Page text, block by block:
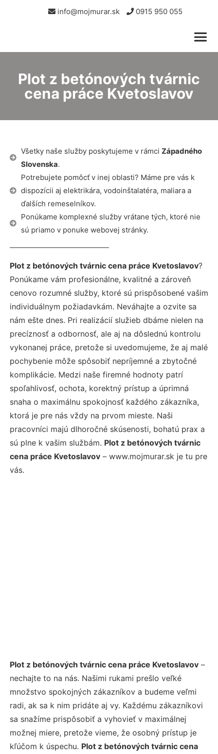
info@mojmurar.sk 0915 950 055
Plot z betónových tvárnic
cena práce Kvetoslavov
Všetky naše služby poskytujeme v rámci Západného
Slovenska.
Potrebujete pomôcť v inej oblasti? Máme pre vás k
dispozícii aj elektrikára, vodoinštalatéra, maliara a
ďalších remeselníkov.
Ponúkame komplexné služby vrátane tých, ktoré nie
sú priamo v ponuke webovej stránky.
Plot z betónových tvárnic cena práce Kvetoslavov?
Ponúkame vám profesionálne, kvalitné a zároveň
cenovo rozumné služby, ktoré sú prispôsobené vašim
individuálnym požiadavkám. Neváhajte a ozvite sa
nám ešte dnes. Pri realizácií služieb dbáme nielen na
precíznosť a odbornosť, ale aj na dôslednú kontrolu
vykonanej práce, pretože si uvedomujeme, že aj malé
pochybenie môže spôsobiť nepríjemné a zbytočné
komplikácie. Medzi naše firemné hodnoty patrí
spoľahlivosť, ochota, korektný prístup a úprimná
snaha o maximálnu spokojnosť každého zákazníka,
ktorá je pre nás vždy na prvom mieste. Naši
pracovníci majú dlhoročné skúsenosti, bohatú prax a
sú plne k vašim službám. Plot z betónových tvárnic
cena práce Kvetoslavov – www.mojmurar.sk je tu pre
vás.
Plot z betónových tvárnic cena práce Kvetoslavov –
nechajte to na nás. Našimi rukami prešlo veľké
množstvo spokojných zákazníkov a budeme veľmi
radi, ak sa k nim pridáte aj vy. Každému zákazníkovi
sa snažíme prispôsobiť a vyhovieť v maximálnej
možnej miere, pretože vieme, že osobný prístup je
kľúčom k úspechu. Plot z betónových tvárnic cena